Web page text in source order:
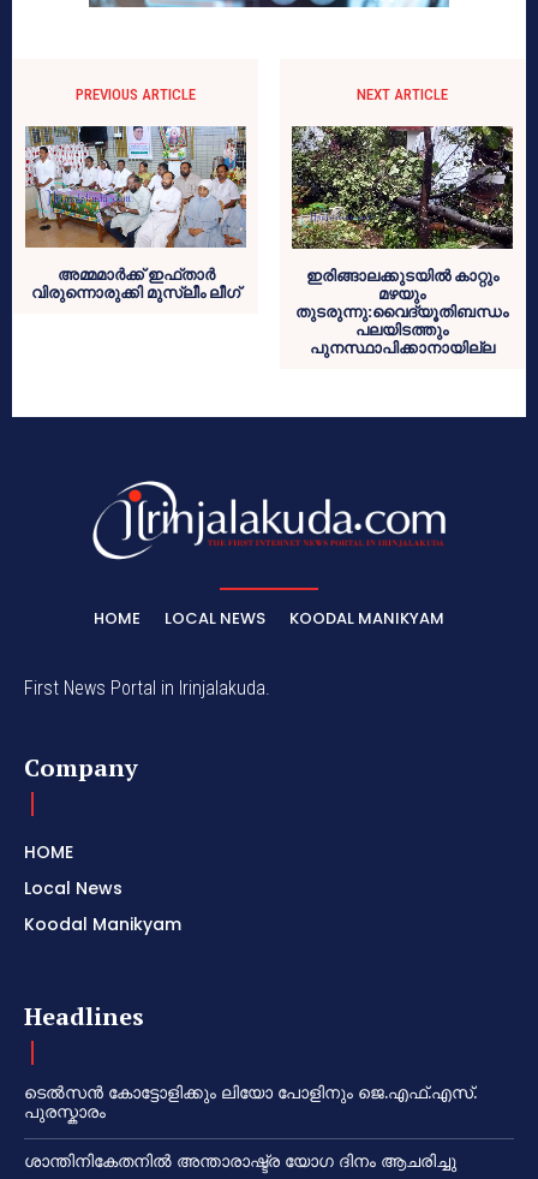
PREVIOUS ARTICLE
അമ്മമാര്‍ക്ക് ഇഫ്താര്‍
വിരുന്നൊരുക്കി മുസ്ലീം ലീഗ്
NEXT ARTICLE
ഇരിങ്ങാലക്കുടയില്‍ കാറ്റും
മഴയും
തുടരുന്നു:വൈദ്യൂതിബന്ധം
പലയിടത്തും
പുനസ്ഥാപിക്കാനായില്ല
HOME LOCAL NEWS KOODAL MANIKYAM
First News Portal in Irinjalakuda.
Company
HOME
Local News
Koodal Manikyam
Headlines
ടെൽസൻ കോട്ടോളിക്കും ലിയോ പോളിനും ജെ.എഫ്.എസ്.
പുരസ്കാരം
ശാന്തിനികേതനിൽ അന്താരാഷ്ട്ര യോഗ ദിനം ആചരിച്ചു